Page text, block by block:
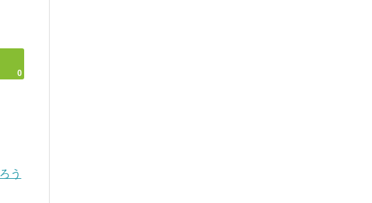
0
う